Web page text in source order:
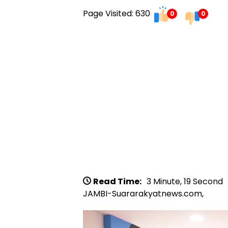
Page Visited: 630 0 0
Read Time: 3 Minute, 19 Second
JAMBI-Suararakyatnews.com,